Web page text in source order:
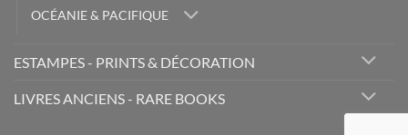
OCÉANIE & PACIFIQUE
ESTAMPES - PRINTS & DÉCORATION
LIVRES ANCIENS - RARE BOOKS